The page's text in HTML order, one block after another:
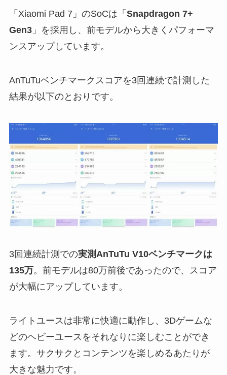
「Xiaomi Pad 7」のSoCは「 Snapdragon 7+
Gen3」を採用し、前モデルから大きくパフォーマ
ンスアップしています。
AnTuTuベンチマークスコアを3回連続で計測した
結果が以下のとおりです。
3回連続計測での実測AnTuTu V10ベンチマークは
135万。前モデルは80万前後であったので、スコア
が大幅にアップしています。
ライトユースは非常に快適に動作し、3Dゲームな
どのヘビーユースをそれなりに楽しむことができ
ます。サクサクとコンテンツを楽しめるあたりが
大きな魅力です。